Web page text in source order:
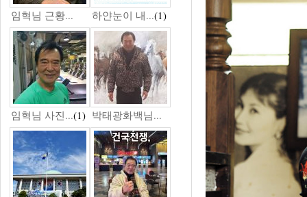
임혁님 근황... 하얀눈이 내...(1)
임혁님 사진...(1) 박태광화백님...